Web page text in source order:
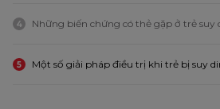
4 Những biến chứng có thẻ gặp ở trẻ suy
5 Một số giải pháp điều trị khi trẻ bị suy